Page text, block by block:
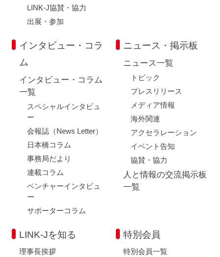
LINK-J協賛・協力
出展・参加
インタビュー・コラ
ム
インタビュー・コラム
一覧
スペシャルインタビュ
ー
会報誌（News Letter）
日本橋コラム
事務局だより
連載コラム
ベンチャーインタビュ
ー
サポーターコラム
ニュース・掲示板
ニュース一覧
トピック
プレスリリース
メディア情報
海外関連
アクセラレーション
イベント告知
協賛・協力
人と情報の交流掲示板
一覧
LINK-Jを知る
理事長挨拶
特別会員
特別会員一覧